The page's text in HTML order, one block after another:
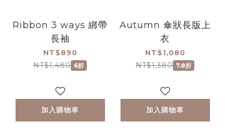
Ribbon 3 ways 綁帶
長袖
NT$890
NT$1,480 6折
加入購物車
Autumn 傘狀長版上
衣
NT$1,080
NT$1,380 7.8折
加入購物車